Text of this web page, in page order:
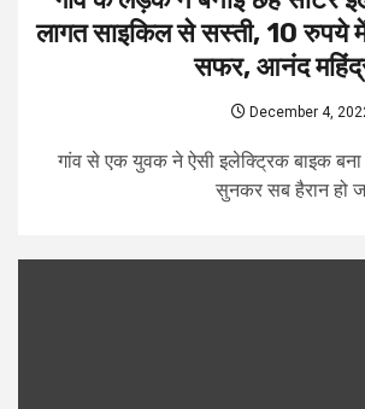
लागत साइकिल से सस्ती, 10 रुपये
सफर, आनंद
December 4,
गांव से एक युवक ने ऐसी इलेक्ट्रिक बाइक
सुनकर सब हैरान हो